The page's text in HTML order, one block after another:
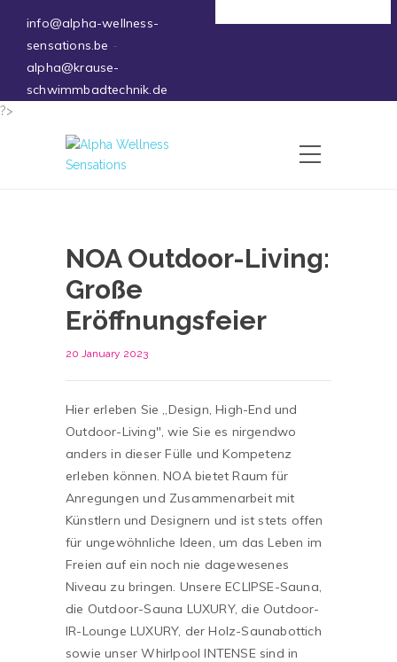
info@alpha-wellness-
sensations.be -
alpha@krause-
schwimmbadtechnik.de
?>
NOA Outdoor-Living:
Große
Eröffnungsfeier
20 January 2023
Hier erleben Sie „Design, High-End und
Outdoor-Living", wie Sie es nirgendwo
anders in dieser Fülle und Kompetenz
erleben können. NOA bietet Raum für
Anregungen und Zusammenarbeit mit
Künstlern und Designern und ist stets offen
für ungewöhnliche Ideen, um das Leben im
Freien auf ein noch nie dagewesenes
Niveau zu bringen. Unsere ECLIPSE-Sauna,
die Outdoor-Sauna LUXURY, die Outdoor-
IR-Lounge LUXURY, der Holz-Saunabottich
sowie unser Whirlpool INTENSE sind in